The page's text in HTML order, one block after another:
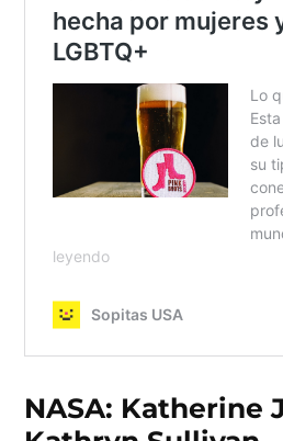
NASA: Katherine